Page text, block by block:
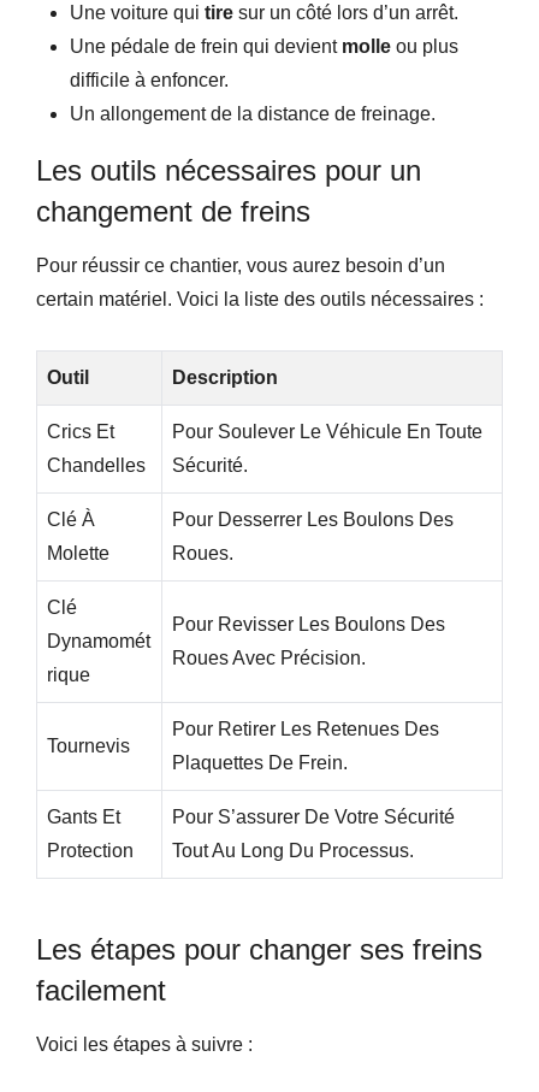
Une voiture qui tire sur un côté lors d’un arrêt.
Une pédale de frein qui devient molle ou plus
difficile à enfoncer.
Un allongement de la distance de freinage.
Les outils nécessaires pour un
changement de freins
Pour réussir ce chantier, vous aurez besoin d’un
certain matériel. Voici la liste des outils nécessaires :
Outil Description
Crics Et
Chandelles
Pour Soulever Le Véhicule En Toute
Sécurité.
Clé À
Molette
Pour Desserrer Les Boulons Des
Roues.
Clé
Dynamomét
Rique
Pour Revisser Les Boulons Des
Roues Avec Précision.
Tournevis
Pour Retirer Les Retenues Des
Plaquettes De Frein.
Gants Et
Protection
Pour S’assurer De Votre Sécurité
Tout Au Long Du Processus.
Les étapes pour changer ses freins
facilement
Voici les étapes à suivre :